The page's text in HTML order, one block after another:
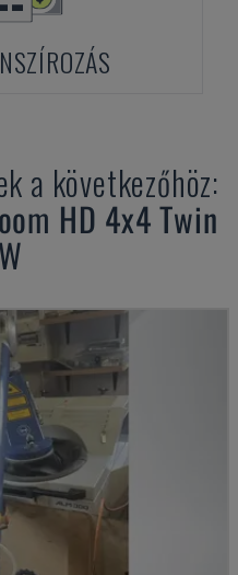
a következőhöz:
HD 4x4 Twin